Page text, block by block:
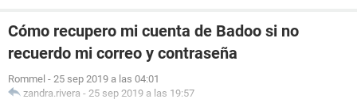
Cómo recupero mi cuenta de Badoo si no
recuerdo mi correo y contraseña
Rommel - 25 sep 2019 a las 04:01
zandra.rivera - 25 sep 2019 a las 19:57